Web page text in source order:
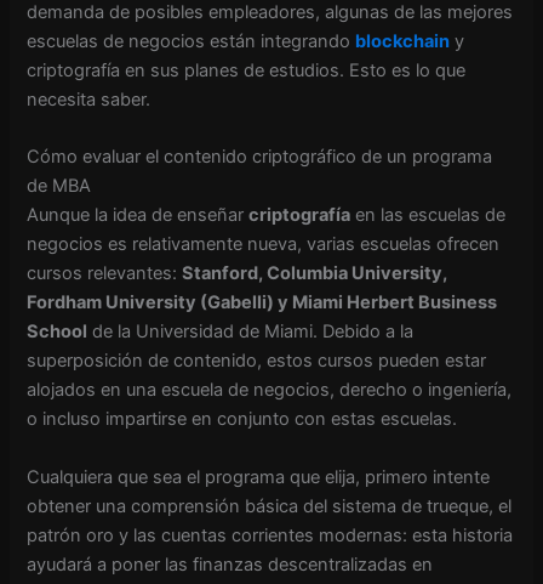
demanda de posibles empleadores, algunas de las mejores
escuelas de negocios están integrando blockchain y
criptografía en sus planes de estudios. Esto es lo que
necesita saber.
Cómo evaluar el contenido criptográfico de un programa
de MBA
Aunque la idea de enseñarcriptografía en las escuelas de
negocios es relativamente nueva, varias escuelas ofrecen
cursos relevantes:Stanford, Columbia University,
Fordham University (Gabelli) y Miami Herbert Business
School de la Universidad de Miami. Debido a la
superposición de contenido, estos cursos pueden estar
alojados en una escuela de negocios, derecho o ingeniería,
o incluso impartirse en conjunto con estas escuelas.
Cualquiera que sea el programa que elija, primero intente
obtener una comprensión básica del sistema de trueque, el
patrón oro y las cuentas corrientes modernas: esta historia
ayudará a poner las finanzas descentralizadas en